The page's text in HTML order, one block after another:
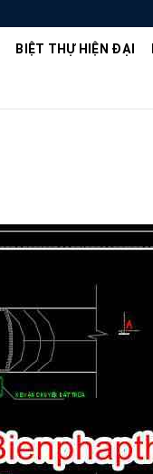
BIỆT THỰ HIỆN ĐẠI